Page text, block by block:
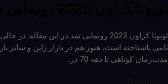
نامی ناشناخته است، هنوز هم در بازار ژاپن و سایر
مدت‌زمان کوتاهی تا دهه 70 در…